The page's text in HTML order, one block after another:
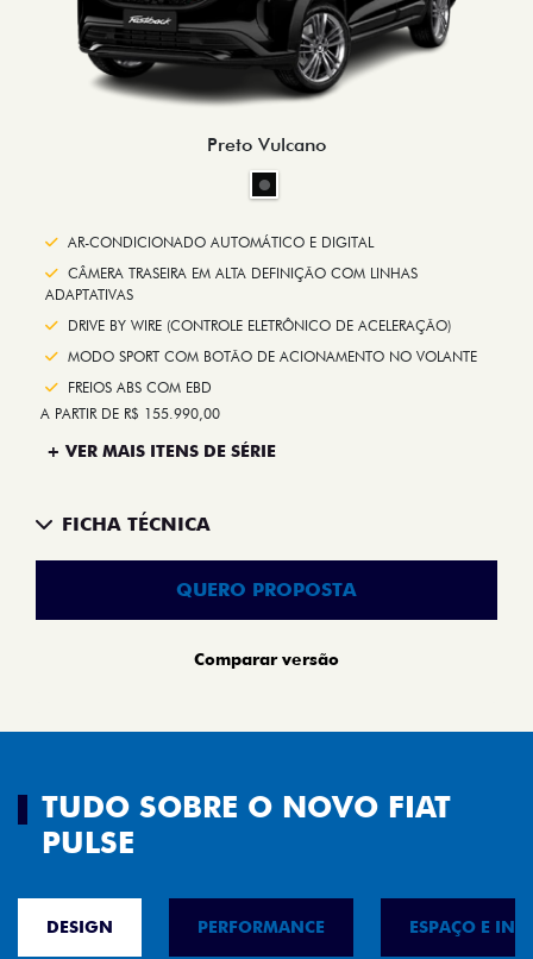
Preto Vulcano
AR-CONDICIONADO AUTOMÁTICO E DIGITAL
CÂMERA TRASEIRA EM ALTA DEFINIÇÃO COM LINHAS
ADAPTATIVAS
DRIVE BY WIRE (CONTROLE ELETRÔNICO DE ACELERAÇÃO)
MODO SPORT COM BOTÃO DE ACIONAMENTO NO VOLANTE
FREIOS ABS COM EBD
A PARTIR DE R$ 155.990,00
+ VER MAIS ITENS DE SÉRIE
FICHA TÉCNICA
QUERO PROPOSTA
Comparar versão
TUDO SOBRE O NOVO FIAT
PULSE
DESIGN PERFORMANCE ESPAÇO E